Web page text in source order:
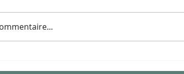
rouge, carottes